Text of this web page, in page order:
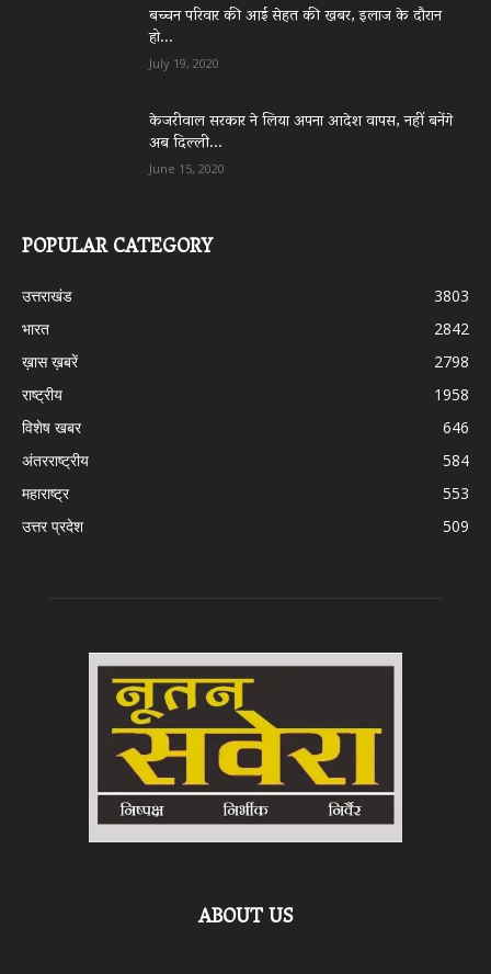
बच्चन परिवार की आई सेहत की खबर, इलाज के दौरान
हो...
July 19, 2020
केजरीवाल सरकार ने लिया अपना आदेश वापस, नहीं बनेंगे
अब दिल्ली...
June 15, 2020
POPULAR CATEGORY
उत्तराखंड
3803
भारत
2842
ख़ास ख़बरें
2798
राष्ट्रीय
1958
विशेष खबर
646
अंतरराष्ट्रीय
584
महाराष्ट्र
553
उत्तर प्रदेश
509
ABOUT US